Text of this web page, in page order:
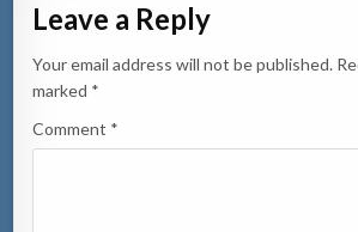
Leave a Reply
Your email address will not be published.
marked *
Comment *